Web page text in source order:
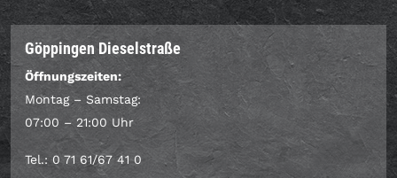
Göppingen Dieselstraße
Öffnungszeiten:
Montag – Samstag:
07:00 – 21:00 Uhr
Tel.: 0 71 61/67 41 0